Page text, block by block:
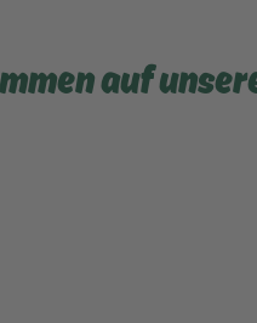
auf